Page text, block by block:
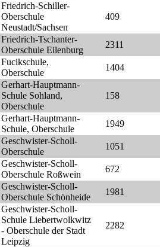
Friedrich-Schiller-
Oberschule
Neustadt/Sachsen
409
Friedrich-Tschanter-
Oberschule Eilenburg
2311
Fucikschule,
Oberschule
1404
Gerhart-Hauptmann-
Schule Sohland,
Oberschule
158
Gerhart-Hauptmann-
Schule, Oberschule
1949
Geschwister-Scholl-
Oberschule
1051
Geschwister-Scholl-
Oberschule Roßwein
672
Geschwister-Scholl-
Oberschule Schönheide
1981
Geschwister-Scholl-
Schule Liebertwolkwitz
- Oberschule der Stadt
Leipzig
2282